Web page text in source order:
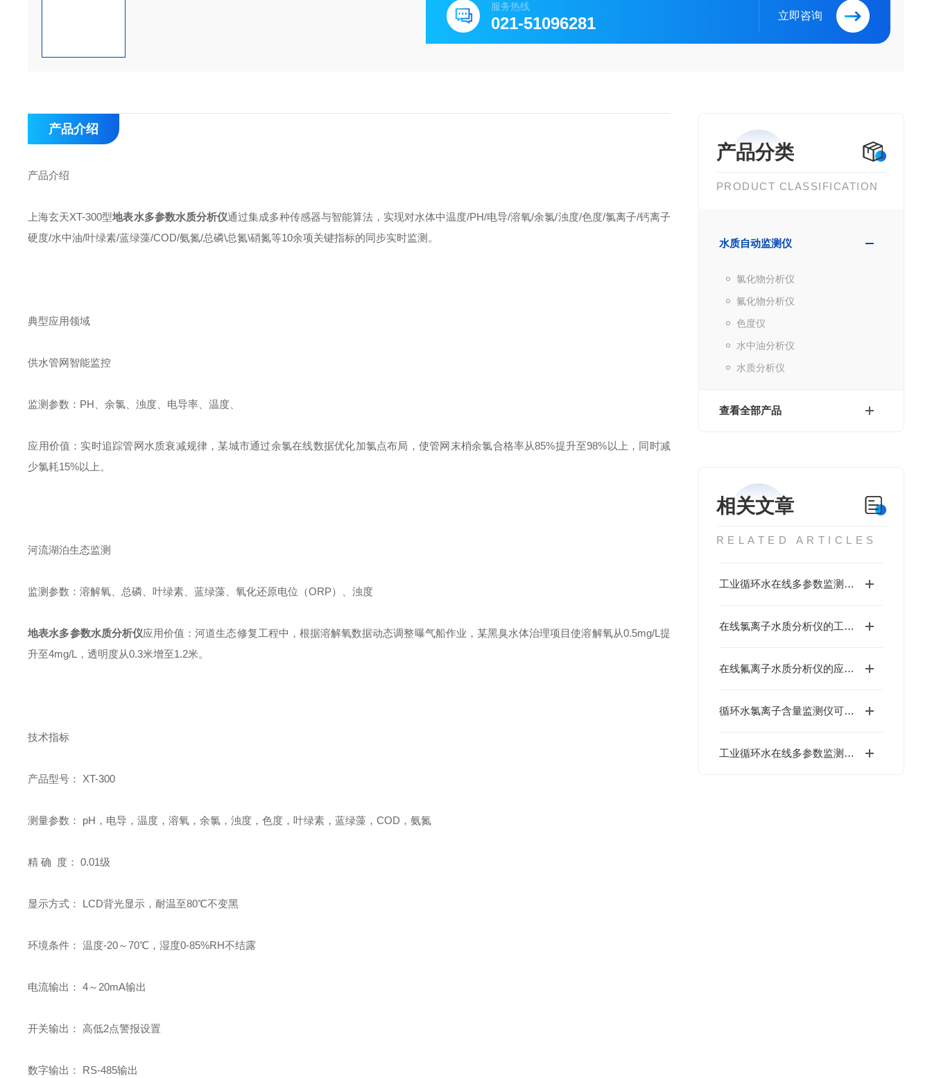
服务热线
021-51096281 立即咨询
产品分类
PRODUCT CLASSIFICATION
水质自动监测仪
氯化物分析仪
氟化物分析仪
色度仪
水中油分析仪
水质分析仪
查看全部产品
相关文章
RELATED ARTICLES
工业循环水在线多参数监测仪的核心部件是传感器
在线氯离子水质分析仪的工作原理介绍
在线氟离子水质分析仪的应用领域有哪些
循环水氯离子含量监测仪可以实时监测0-1000mg/L氯离子浓度
工业循环水在线多参数监测仪能够同时测量多种水质参数
产品介绍
产品介绍
上海玄天XT-300型地表水多参数水质分析仪通过集成多种传感器与智能算法，实现对水体中温度/PH/电导/溶氧/余氯/浊度/色度/氯离子/钙离子
硬度/水中油/叶绿素/蓝绿藻/COD/氨氮/总磷\总氮\硝氮等10余项关键指标的同步实时监测。
典型应用领域
供水管网智能监控
监测参数：PH、余氯、浊度、电导率、温度、
应用价值：实时追踪管网水质衰减规律，某城市通过余氯在线数据优化加氯点布局，使管网末梢余氯合格率从85%提升至98%以上，同时减
少氯耗15%以上。
河流湖泊生态监测
监测参数：溶解氧、总磷、叶绿素、蓝绿藻、氧化还原电位（ORP）、浊度
地表水多参数水质分析仪应用价值：河道生态修复工程中，根据溶解氧数据动态调整曝气船作业，某黑臭水体治理项目使溶解氧从0.5mg/L提
升至4mg/L，透明度从0.3米增至1.2米。
技术指标
产品型号： XT-300
测量参数： pH，电导，温度，溶氧，余氯，浊度，色度，叶绿素，蓝绿藻，COD，氨氮
精 确 度： 0.01级
显示方式： LCD背光显示，耐温至80℃不变黑
环境条件： 温度-20～70℃，湿度0-85%RH不结露
电流输出： 4～20mA输出
开关输出： 高低2点警报设置
数字输出： RS-485输出